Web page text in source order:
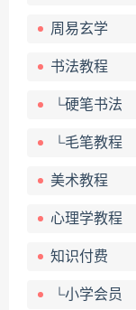
周易玄学
书法教程
└硬笔书法
└毛笔教程
美术教程
心理学教程
知识付费
└小学会员